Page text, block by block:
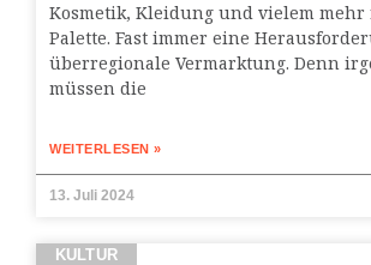
Kosmetik, Kleidung und vielem
Palette. Fast immer eine
überregionale Vermarktung. Denn
müssen die
WEITERLESEN »
13. Juli 2024
KULTUR